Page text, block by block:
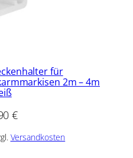
für
2m – 4m
€
Versandkosten